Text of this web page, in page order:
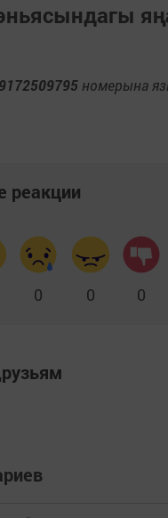
номерына
реакции
0 0 0